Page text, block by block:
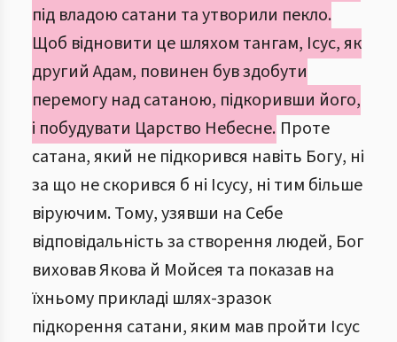
під владою сатани та утворили пекло.
Щоб відновити це шляхом тангам, Ісус, як
другий Адам, повинен був здобути
перемогу над сатаною, підкоривши його,
і побудувати Царство Небесне. Проте
сатана, який не підкорився навіть Богу, ні
за що не скорився б ні Ісусу, ні тим більше
віруючим. Тому, узявши на Себе
відповідальність за створення людей, Бог
виховав Якова й Мойсея та показав на
їхньому прикладі шлях-зразок
підкорення сатани, яким мав пройти Ісус